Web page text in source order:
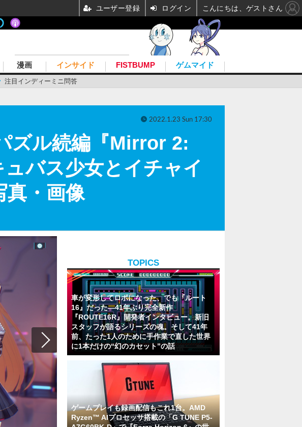
注目インディーミニ問答
漫画 インサイド FISTBUMP ゲムマイド
ズル続編『Mirror 2:
バス少女とイチャイ
真・画像
2022.1.23 Sun 17:30
TOPICS
車が変形してロボになった、でも『ルート
16』だった―41年ぶり完全新作
『ROUTE16R』開発者インタビュー。新旧
スタッフが語るシリーズの魂。そして41年
前、たった1人のために手作業で直した世界
に1本だけの“幻のカセット”の話
ゲームプレイも録画配信もこれ1台。AMD
Ryzen™ AIプロセッサ搭載の「G TUNE P5-
ユーザー登録 ログイン こんにちは、ゲストさん